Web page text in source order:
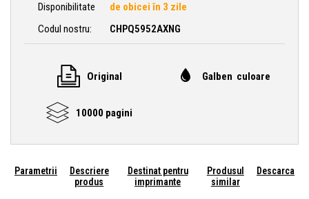
Disponibilitate
de obicei în 3 zile
Codul nostru:
CHPQ5952AXNG
Original Galben culoare
10000 pagini
Parametrii
Descriere
produs
Destinat pentru
imprimante
Produsul
similar
Descarca